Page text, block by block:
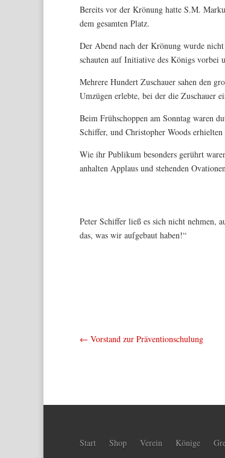
Bereits vor der Krönung hatte S.M.
dem gesamten Platz.
Der Abend nach der Krönung wurde nicht
schauten auf Initiative des Königs vorbei
Mehrere Hundert Zuschauer sahen den
Umzügen erlebte, bei der die Zuschauer
Beim Frühschoppen am Sonntag waren
Schiffer, und Christopher Woods
Wie ihr Publikum besonders gerührt
anhalten Applaus und stehenden
Peter Schiffer ließ es sich nicht nehmen,
das, was wir aufgebaut haben!“
← Vorstand zur Präventionschulung
Start Shop Verein Könige